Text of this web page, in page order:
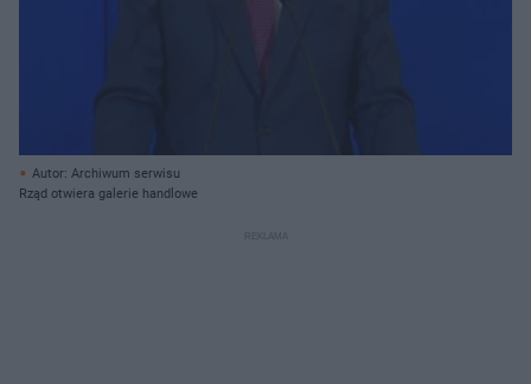
Autor: Archiwum serwisu
Rząd otwiera galerie handlowe